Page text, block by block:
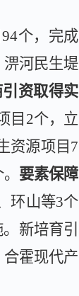
94个，完成
河民生堤
资取得实
目 2个， 立
资源项目 7
要素保障
环山等3个
新培育引
合霍现代产